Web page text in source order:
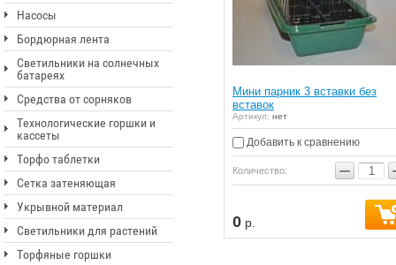
Насосы
Бордюрная лента
Светильники на солнечных
батареях
Средства от сорняков
Технологические горшки и
кассеты
Торфо таблетки
Сетка затеняющая
Укрывной материал
Светильники для растений
Торфяные горшки
Мини парник 3 вставки без
вставок
Артикул: нет
Добавить к сравнению
Количество: −
0 р.